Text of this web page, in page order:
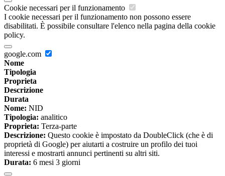
Cookie necessari per il funzionamento
I cookie necessari per il funzionamento non possono essere
disabilitati. È possibile consultare l'elenco nella pagina della cookie
policy.
google.com
Nome
Tipologia
Proprieta
Descrizione
Durata
Nome: NID
Tipologia: analitico
Proprieta: Terza-parte
Descrizione: Questo cookie è impostato da DoubleClick (che è di
proprietà di Google) per aiutarti a costruire un profilo dei tuoi
interessi e mostrarti annunci pertinenti su altri siti.
Durata: 6 mesi 3 giorni